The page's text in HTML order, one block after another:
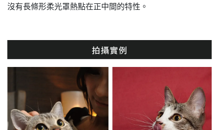
沒有長條形柔光罩熱點在正中間的特性。